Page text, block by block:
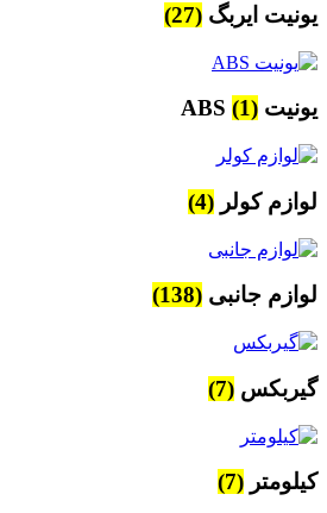
یونیت ایربگ (27)
یونیت ABS (1)
لوازم کولر (4)
لوازم جانبی (138)
گیربکس (7)
کیلومتر (7)